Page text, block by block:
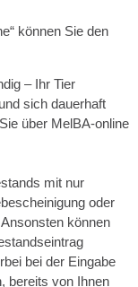
können Sie den
– Ihr Tier
sich dauerhaft
über MelBA-online
mit nur
oder
können
bei der Eingabe
bereits von Ihnen